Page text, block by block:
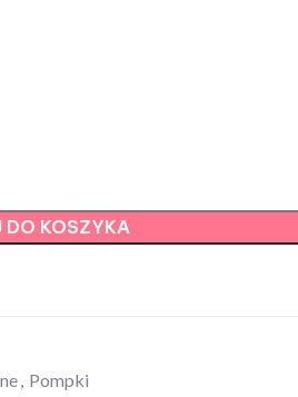
DO KOSZYKA
, Pompki